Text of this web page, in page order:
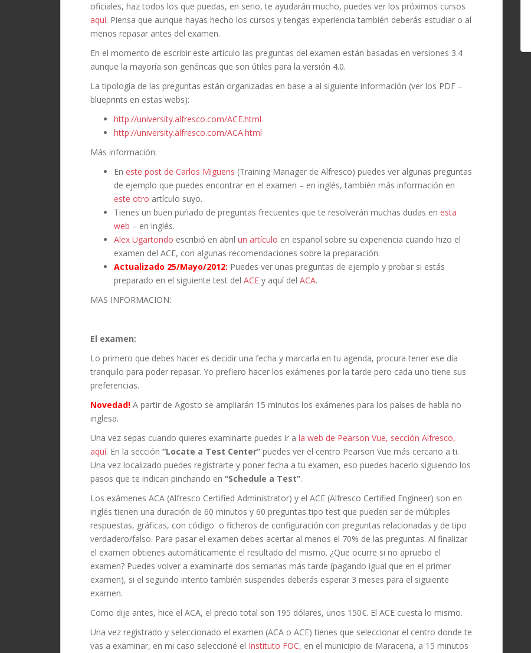
oficiales, haz todos los que puedas, en serio, te ayudarán mucho, puedes ver los próximos cursos
aquí. Piensa que aunque hayas hecho los cursos y tengas experiencia también deberás estudiar o al
menos repasar antes del examen.
En el momento de escribir este artículo las preguntas del examen están basadas en versiones 3.4
aunque la mayoría son genéricas que son útiles para la versión 4.0.
La tipología de las preguntas están organizadas en base a al siguiente información (ver los PDF –
blueprints en estas webs):
http://university.alfresco.com/ACE.html
http://university.alfresco.com/ACA.html
Más información:
En este post de Carlos Miguens (Training Manager de Alfresco) puedes ver algunas preguntas
de ejemplo que puedes encontrar en el examen – en inglés, también más información en
este otro artículo suyo.
Tienes un buen puñado de preguntas frecuentes que te resolverán muchas dudas en esta
web – en inglés.
Alex Ugartondo escribió en abril un artículo en español sobre su experiencia cuando hizo el
examen del ACE, con algunas recomendaciones sobre la preparación.
Actualizado 25/Mayo/2012: Puedes ver unas preguntas de ejemplo y probar si estás
preparado en el siguiente test del ACE y aquí del ACA.
MAS INFORMACION:
El examen:
Lo primero que debes hacer es decidir una fecha y marcarla en tu agenda, procura tener ese día
tranquilo para poder repasar. Yo prefiero hacer los exámenes por la tarde pero cada uno tiene sus
preferencias.
Novedad! A partir de Agosto se ampliarán 15 minutos los exámenes para los países de habla no
inglesa.
Una vez sepas cuando quieres examinarte puedes ir a la web de Pearson Vue, sección Alfresco,
aquí. En la sección “Locate a Test Center” puedes ver el centro Pearson Vue más cercano a ti.
Una vez localizado puedes registrarte y poner fecha a tu examen, eso puedes hacerlo siguiendo los
pasos que te indican pinchando en “Schedule a Test”.
Los exámenes ACA (Alfresco Certified Administrator) y el ACE (Alfresco Certified Engineer) son en
inglés tienen una duración de 60 minutos y 60 preguntas tipo test que pueden ser de múltiples
respuestas, gráficas, con código o ficheros de configuración con preguntas relacionadas y de tipo
verdadero/falso. Para pasar el examen debes acertar al menos el 70% de las preguntas. Al finalizar
el examen obtienes automáticamente el resultado del mismo. ¿Que ocurre si no apruebo el
examen? Puedes volver a examinarte dos semanas más tarde (pagando igual que en el primer
examen), si el segundo intento también suspendes deberás esperar 3 meses para el siguiente
examen.
Como dije antes, hice el ACA, el precio total son 195 dólares, unos 150€. El ACE cuesta lo mismo.
Una vez registrado y seleccionado el examen (ACA o ACE) tienes que seleccionar el centro donde te
vas a examinar, en mi caso seleccioné el Instituto FOC, en el municipio de Maracena, a 15 minutos